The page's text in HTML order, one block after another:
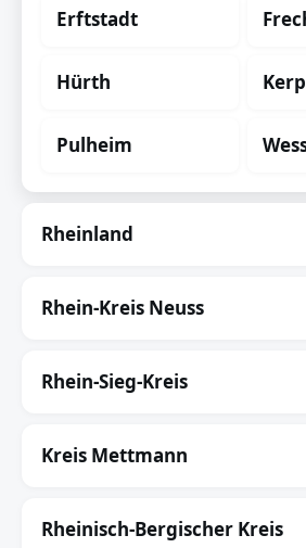
Erftstadt
Hürth
Pulheim
Rheinland
Rhein-Kreis Neuss
Rhein-Sieg-Kreis
Kreis Mettmann
Rheinisch-Bergischer Kreis